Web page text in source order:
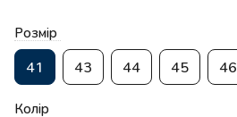
Розмір
41 43 44 45 46
Колір